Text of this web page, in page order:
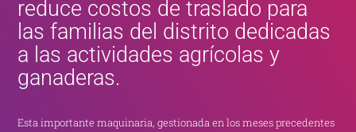
reduce costos de traslado para
las familias del distrito dedicadas
a las actividades agrícolas y
ganaderas.
Esta importante maquinaria, gestionada en los meses precedentes